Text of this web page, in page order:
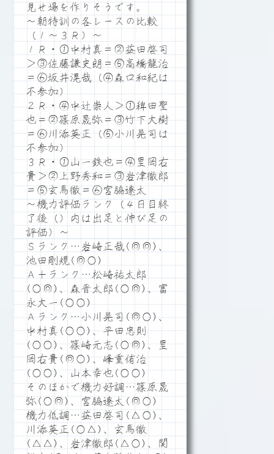
見せ場を作りそうです。
～朝特訓の各レースの比較
（１～３Ｒ）～
１Ｒ・①中村真＝②益田啓司
＞③佐藤謙史朗＝⑤高橋龍治
＝⑥坂井滉哉（④森口和紀は
不参加）
２Ｒ・④中辻崇人＞①稗田聖
也＝②篠原晟弥＝③竹下大樹
＝⑥川添英正（⑤小川晃司は
不参加）
３Ｒ・①山一鉄也＝④里岡右
貴＞②上野秀和＝③岩津徹郎
＝⑤玄馬徹＝⑥宮脇遼太
～機力評価ランク（４日目終
了後（）内は出足と伸び足の
評価）～
Ｓランク…岩崎正哉(◎◎)、
池田剛規(◎○)
Ａ＋ランク…松崎祐太郎
(○◎)、森晋太郎(○◎)、富
永大一(○○)
Ａランク…小川晃司(◎○)、
中村真(○○)、平田忠則
(○○)、篠崎元志(○◎)、里
岡右貴(◎○)、峰重侑治
(○○)、山本幸也(○○)
そのほかで機力好調…篠原晟
弥(○◎)、宮脇遼太(◎○)
機力低調…益田啓司(△○)、
川添英正(○△)、玄馬徹
(△△)、岩津徹郎(△○)、関